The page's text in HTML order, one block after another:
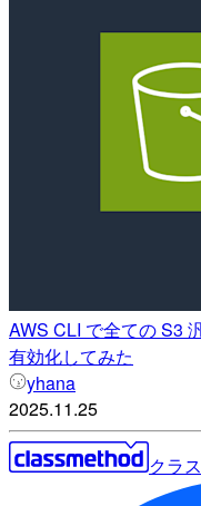
AWS CLI で全ての S3
有効化してみた
yhana
2025.11.25
クラ